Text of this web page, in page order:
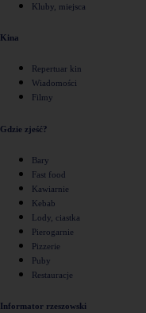
Kluby, miejsca
Kina
Repertuar kin
Wiadomości
Filmy
Gdzie zjeść?
Bary
Fast food
Kawiarnie
Kebab
Lody, ciastka
Pierogarnie
Pizzerie
Puby
Restauracje
Informator rzeszowski